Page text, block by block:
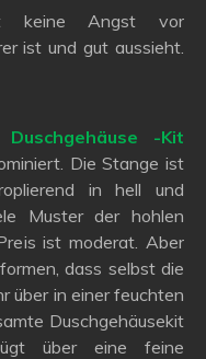
keine Angst vor
ist und gut aussieht.
Duschgehäuse -Kit
Die Stange ist
in hell und
Muster der hohlen
ist moderat. Aber
dass selbst die
über in einer feuchten
Duschgehäusekit
über eine feine